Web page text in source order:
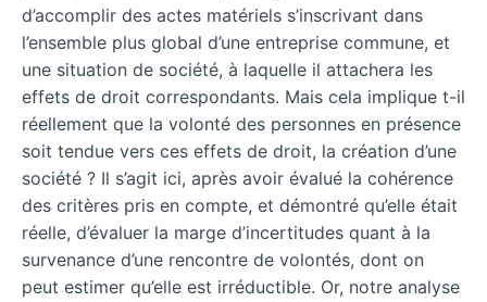
d’accomplir des actes matériels s’inscrivant dans
l’ensemble plus global d’une entreprise commune, et
une situation de société, à laquelle il attachera les
effets de droit correspondants. Mais cela implique t-il
réellement que la volonté des personnes en présence
soit tendue vers ces effets de droit, la création d’une
société ? Il s’agit ici, après avoir évalué la cohérence
des critères pris en compte, et démontré qu’elle était
réelle, d’évaluer la marge d’incertitudes quant à la
survenance d’une rencontre de volontés, dont on
peut estimer qu’elle est irréductible. Or, notre analyse